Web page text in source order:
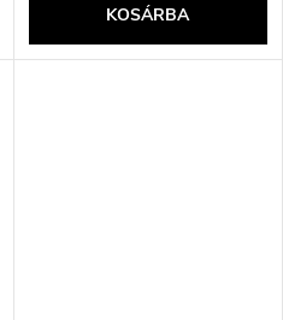
KOSÁRBA